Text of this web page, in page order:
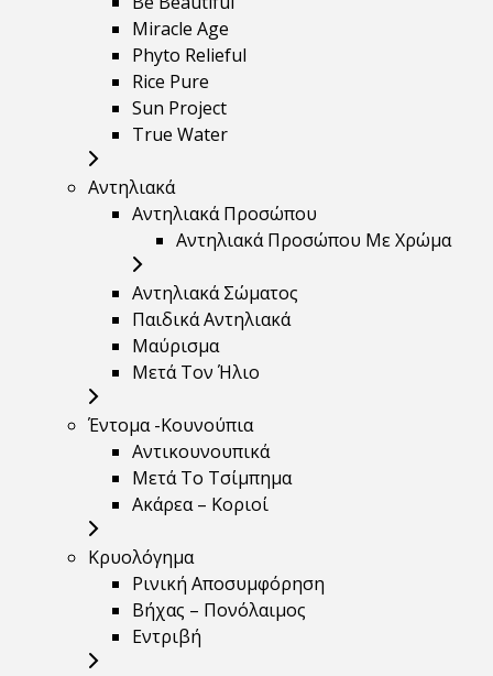
Miracle Age
Phyto Relieful
Rice Pure
Sun Project
True Water
Αντηλιακά
Αντηλιακά Προσώπου
Αντηλιακά Προσώπου Με Χρώμα
Αντηλιακά Σώματος
Παιδικά Αντηλιακά
Μαύρισμα
Mετά Τον Ήλιο
Έντομα -Κουνούπια
Αντικουνουπικά
Μετά Το Τσίμπημα
Ακάρεα – Κοριοί
Κρυολόγημα
Ρινική Αποσυμφόρηση
Βήχας – Πονόλαιμος
Εντριβή